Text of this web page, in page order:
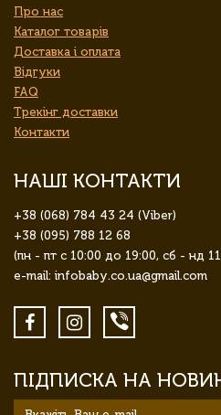
Про нас
Каталог товарів
Доставка і оплата
Відгуки
FAQ
Трекінг доставки
Контакти
НАШІ КОНТАКТИ
+38 (068) 784 43 24 (Viber)
+38 (095) 788 12 68
(пн - пт с 10:00 до 19:00, сб - нд
e-mail: infobaby.co.ua@gmail.com
ПІДПИСКА НА